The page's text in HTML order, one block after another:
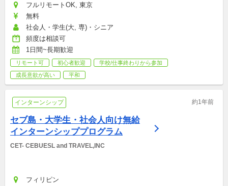
フルリモートOK, 東京
無料
社会人・学生(大, 専)・シニア
頻度は相談可
1日間~長期歓迎
リモート可 初心者歓迎
学校/仕事終わりから参加
成長意欲が高い
平和
インターンシップ 約1年前
セブ島・大学生・社会人向け無給
インターンシッププログラム
CET- CEBUESL and TRAVEL,INC
フィリピン